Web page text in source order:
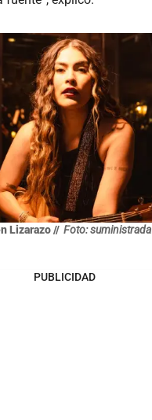
Lizarazo // Foto: suministrada
PUBLICIDAD